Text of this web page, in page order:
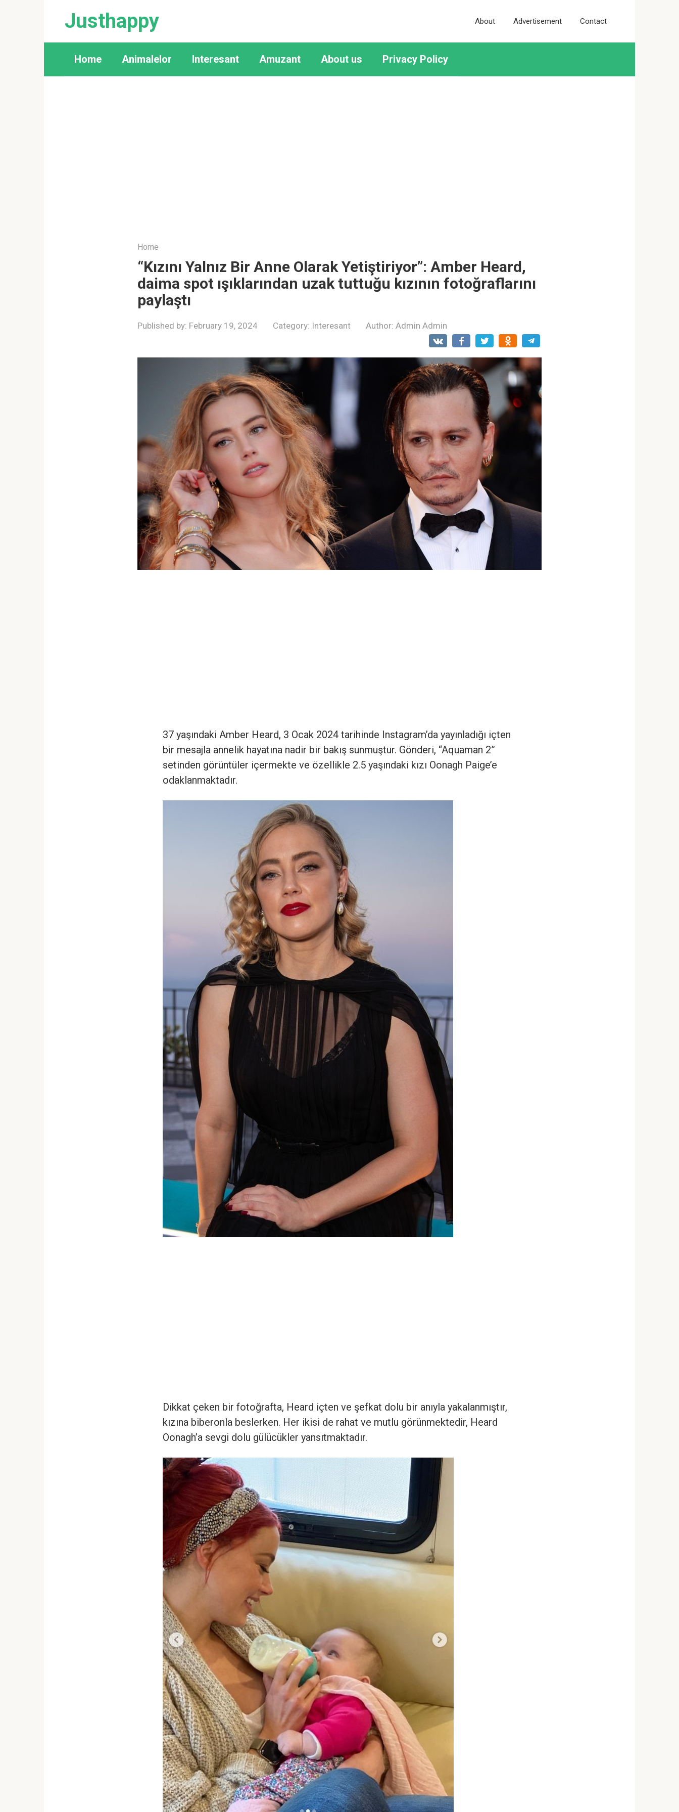
Justhappy About Advertisement Contact
Home Animalelor Interesant Amuzant About us Privacy Policy
Home
“Kızını Yalnız Bir Anne Olarak Yetiştiriyor”: Amber Heard,
daima spot ışıklarından uzak tuttuğu kızının fotoğraflarını
paylaştı
Published by: February 19, 2024 Category: Interesant Author: Admin Admin
37 yaşındaki Amber Heard, 3 Ocak 2024 tarihinde Instagram’da yayınladığı içten
bir mesajla annelik hayatına nadir bir bakış sunmuştur. Gönderi, “Aquaman 2”
setinden görüntüler içermekte ve özellikle 2.5 yaşındaki kızı Oonagh Paige’e
odaklanmaktadır.
Dikkat çeken bir fotoğrafta, Heard içten ve şefkat dolu bir anıyla yakalanmıştır,
kızına biberonla beslerken. Her ikisi de rahat ve mutlu görünmektedir, Heard
Oonagh’a sevgi dolu gülücükler yansıtmaktadır.